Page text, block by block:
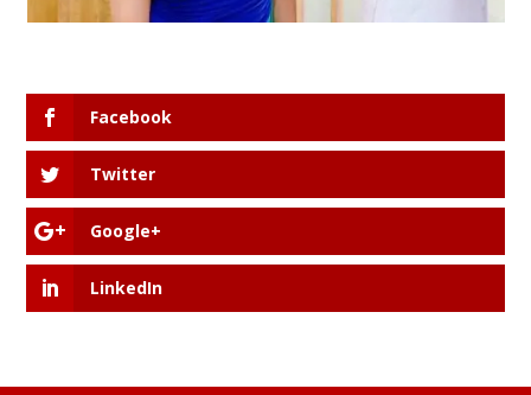
Facebook
Twitter
Google+
LinkedIn